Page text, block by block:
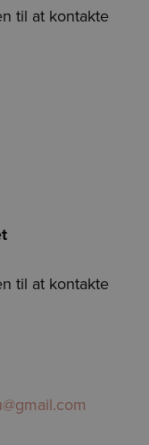
til at kontakte
til at kontakte